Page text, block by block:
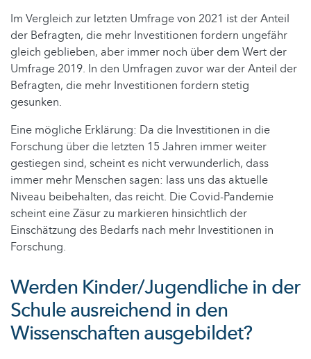
Im Vergleich zur letzten Umfrage von 2021 ist der Anteil
der Befragten, die mehr Investitionen fordern ungefähr
gleich geblieben, aber immer noch über dem Wert der
Umfrage 2019. In den Umfragen zuvor war der Anteil der
Befragten, die mehr Investitionen fordern stetig
gesunken.
Eine mögliche Erklärung: Da die Investitionen in die
Forschung über die letzten 15 Jahren immer weiter
gestiegen sind, scheint es nicht verwunderlich, dass
immer mehr Menschen sagen: lass uns das aktuelle
Niveau beibehalten, das reicht. Die Covid-Pandemie
scheint eine Zäsur zu markieren hinsichtlich der
Einschätzung des Bedarfs nach mehr Investitionen in
Forschung.
Werden Kinder/Jugendliche in der
Schule ausreichend in den
Wissenschaften ausgebildet?